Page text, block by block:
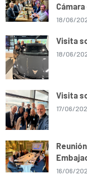
18/06/
Visita
18/06/
Visita
17/06/
16/06/